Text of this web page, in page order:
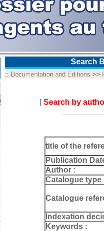
Search
:: Documentation and Editions >>
[Search by
title of the
Publication
Author :
Catalogue type
Catalogue
Indexation
Keywords :